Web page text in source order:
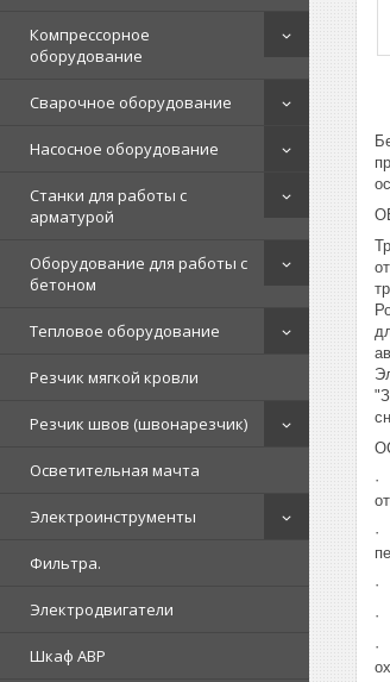
Компрессорное
оборудование
Сварочное оборудование
Насосное оборудование
Станки для работы с
арматурой
Оборудование для работы с
бетоном
Тепловое оборудование
Резчик мягкой кровли
Резчик швов (швонарезчик)
Осветительная мачта
Электроинструменты
Фильтра.
Электродвигатели
Шкаф АВР
·
·
·
·
·